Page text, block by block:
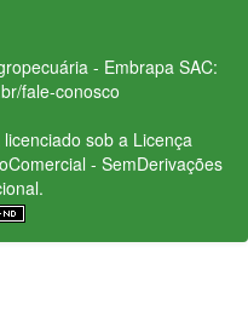
- Embrapa SAC:
fale-conosco
sob a Licença
- SemDerivações